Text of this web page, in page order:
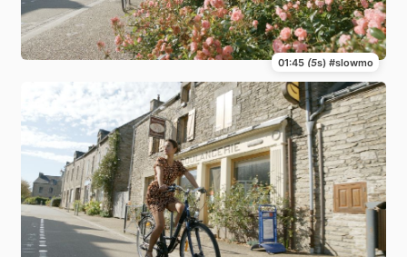
01:45 (5s) #slowmo